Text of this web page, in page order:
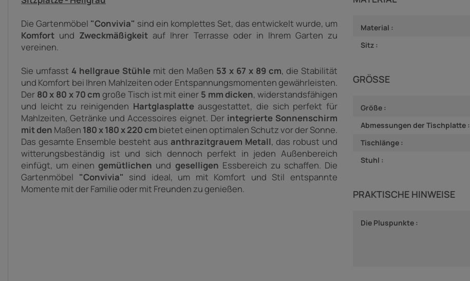
Die Gartenmöbel "Convivia" sind ein komplettes Set, das entwickelt wurde, um
Komfort und Zweckmäßigkeitauf Ihrer Terrasse oder in Ihrem Garten zu
vereinen.
Sie umfasst 4 hellgraue Stühle mit den Maßen 53 x 67 x 89 cm, die Stabilität
und Komfort bei Ihren Mahlzeiten oder Entspannungsmomenten gewährleisten.
Der 80 x 80 x 70 cm große Tisch ist mit einer 5 mm dicken, widerstandsfähigen
und leicht zu reinigenden Hartglasplatteausgestattet, die sich perfekt für
Mahlzeiten, Getränke und Accessoires eignet. Der integrierte Sonnenschirm
mit den Maßen 180 x 180 x 220 cm bietet einen optimalen Schutz vor der Sonne.
Das gesamte Ensemble besteht aus anthrazitgrauem Metall, das robust und
witterungsbeständig ist und sich dennoch perfekt in jeden Außenbereich
einfügt, um einengemütlichen und geselligen Essbereich zu schaffen. Die
Gartenmöbel "Convivia" sind ideal, um mit Komfort und Stil entspannte
Momente mit der Familie oder mit Freunden zu genießen.
Material :
Sitz :
GRÖSSE
Größe :
Abmessungen der Tischplatte :
Tischlänge :
Stuhl :
PRAKTISCHE HINWEISE
Die Pluspunkte :